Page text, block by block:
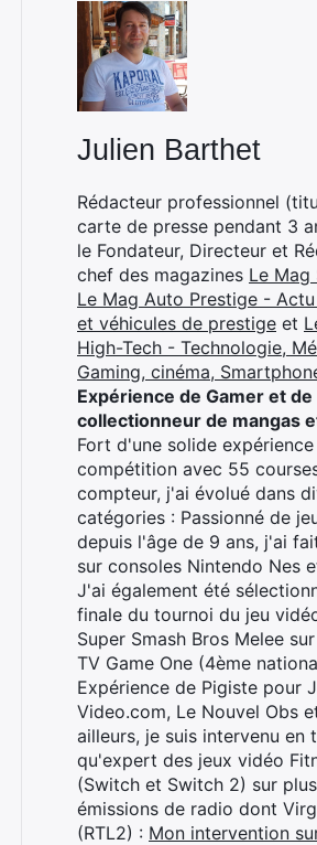
Julien Barthet
Rédacteur professionnel
carte de presse pendant 3
le Fondateur, Directeur et
chef des magazines Le
Le Mag Auto Prestige -
et véhicules de prestige et
High-Tech - Technologie,
Gaming, cinéma,
Expérience de Gamer et de
collectionneur de mangas
Fort d'une solide expérience
compétition avec 55
compteur, j'ai évolué dans
catégories : Passionné de
depuis l'âge de 9 ans, j'ai
sur consoles Nintendo Nes
J'ai également été
finale du tournoi du jeu
Super Smash Bros Melee
TV Game One (4ème
Expérience de Pigiste pour
Video.com, Le Nouvel Obs
ailleurs, je suis intervenu en
qu'expert des jeux vidéo
(Switch et Switch 2) sur
émissions de radio dont
(RTL2) : Mon intervention